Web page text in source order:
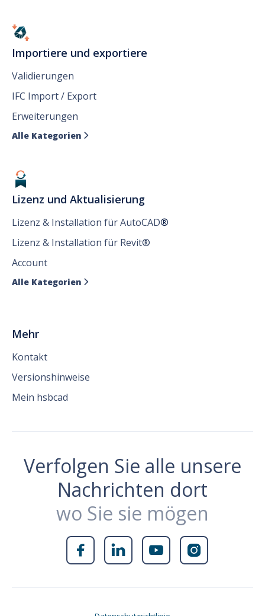
Importiere und exportiere
Validierungen
IFC Import / Export
Erweiterungen
Alle Kategorien 
Lizenz und Aktualisierung
Lizenz & Installation für AutoCAD®
Lizenz & Installation für Revit®
Account
Alle Kategorien 
Mehr
Kontakt
Versionshinweise
Mein hsbcad
Verfolgen Sie alle unsere
Nachrichten dort
wo Sie sie mögen
   